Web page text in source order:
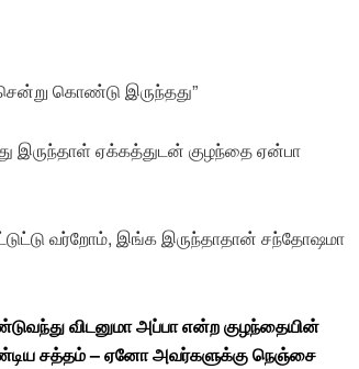
கொண்டு இருந்தது”
இருந்தாள் ஏக்கத்துடன் குழந்தை ஏன்பா
வர்றோம், இங்க இருந்தாதான் சந்தோஷமா
விடனுமா அப்பா என்ற குழந்தையின்
சத்தம் – ஏனோ அவர்களுக்கு நெஞ்சை